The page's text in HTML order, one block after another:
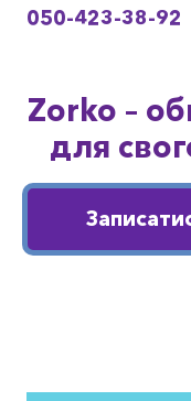
050-423-38-92
Zorko –
для